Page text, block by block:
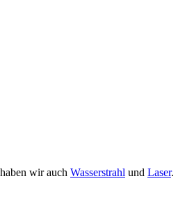
wir auch Wasserstrahl und Laser.